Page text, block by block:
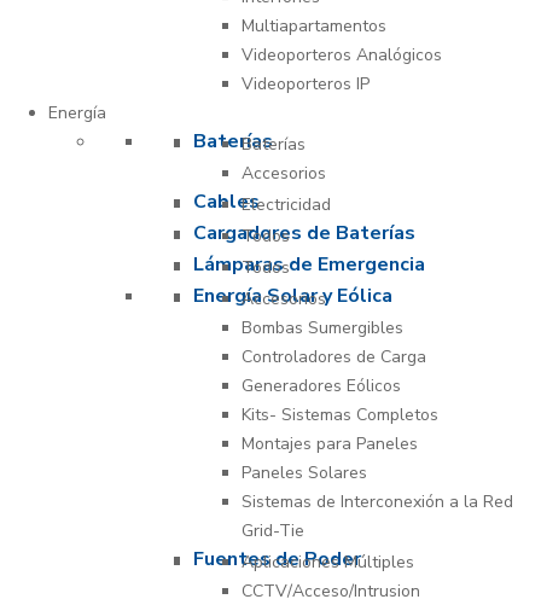
Multiapartamentos
Videoporteros Analógicos
Videoporteros IP
Energía
BateríasBaterías
Accesorios
CablesElectricidad
Cargadores de Baterías
Todos
Lámparas de Emergencia
Todos
Energía Solar y Eólica
Accesorios
Bombas Sumergibles
Controladores de Carga
Generadores Eólicos
Kits- Sistemas Completos
Montajes para Paneles
Paneles Solares
Sistemas de Interconexión a la Red
Grid-Tie
Fuentes de Poder
Aplicaciones Múltiples
CCTV/Acceso/Intrusion